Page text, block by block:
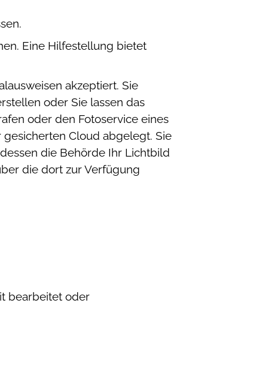
Eine Hilfestellung bietet
akzeptiert. Sie
oder Sie lassen das
oder den Fotoservice eines
Cloud abgelegt. Sie
die Behörde Ihr Lichtbild
die dort zur Verfügung
bearbeitet oder